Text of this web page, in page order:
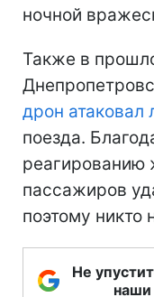
ночной
Также в
дрон атаковал
поезда.
реагированию
пассажиров
поэтому никто
Не
наши